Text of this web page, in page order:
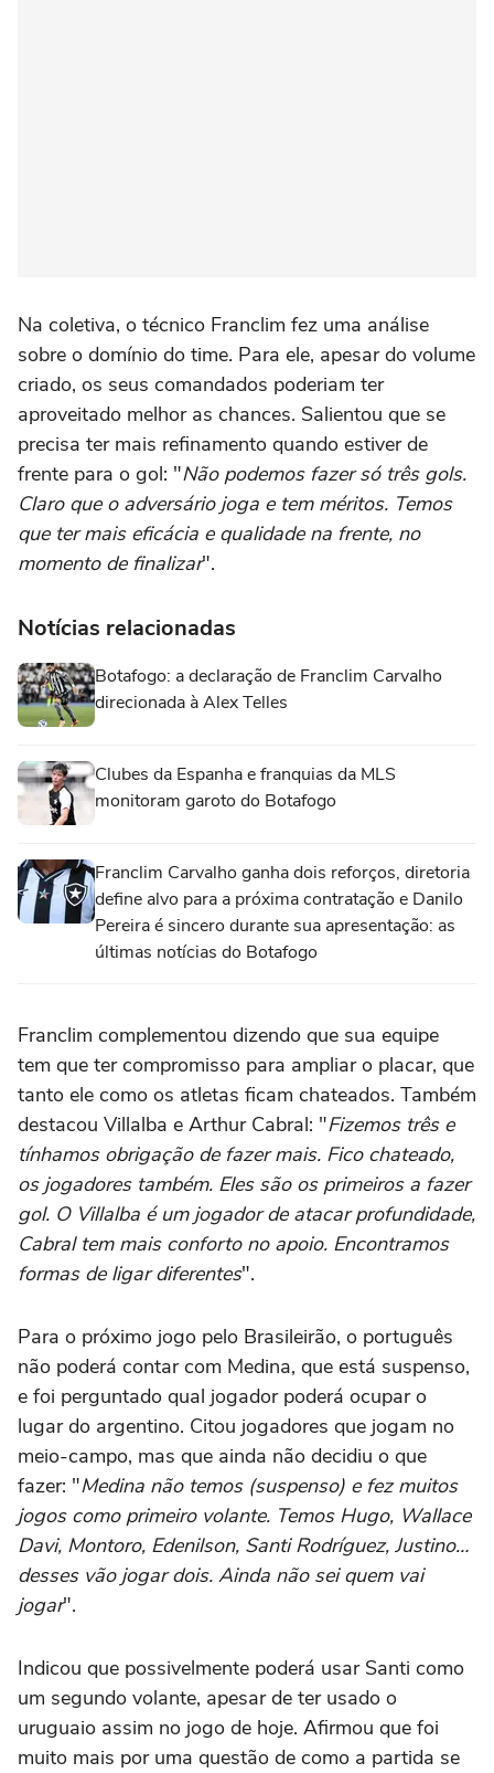
Na coletiva, o técnico Franclim fez uma análise
sobre o domínio do time. Para ele, apesar do volume
criado, os seus comandados poderiam ter
aproveitado melhor as chances. Salientou que se
precisa ter mais refinamento quando estiver de
frente para o gol: "Não podemos fazer só três gols.
Claro que o adversário joga e tem méritos. Temos
que ter mais eficácia e qualidade na frente, no
momento de finalizar".
Notícias relacionadas
Botafogo: a declaração de Franclim Carvalho
direcionada à Alex Telles
Clubes da Espanha e franquias da MLS
monitoram garoto do Botafogo
Franclim Carvalho ganha dois reforços, diretoria
define alvo para a próxima contratação e Danilo
Pereira é sincero durante sua apresentação: as
últimas notícias do Botafogo
Franclim complementou dizendo que sua equipe
tem que ter compromisso para ampliar o placar, que
tanto ele como os atletas ficam chateados. Também
destacou Villalba e Arthur Cabral: "Fizemos três e
tínhamos obrigação de fazer mais. Fico chateado,
os jogadores também. Eles são os primeiros a fazer
gol. O Villalba é um jogador de atacar profundidade,
Cabral tem mais conforto no apoio. Encontramos
formas de ligar diferentes".
Para o próximo jogo pelo Brasileirão, o português
não poderá contar com Medina, que está suspenso,
e foi perguntado qual jogador poderá ocupar o
lugar do argentino. Citou jogadores que jogam no
meio-campo, mas que ainda não decidiu o que
fazer: "Medina não temos (suspenso) e fez muitos
jogos como primeiro volante. Temos Hugo, Wallace
Davi, Montoro, Edenilson, Santi Rodríguez, Justino…
desses vão jogar dois. Ainda não sei quem vai
jogar".
Indicou que possivelmente poderá usar Santi como
um segundo volante, apesar de ter usado o
uruguaio assim no jogo de hoje. Afirmou que foi
muito mais por uma questão de como a partida se